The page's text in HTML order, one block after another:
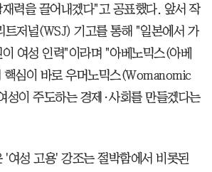
력을 끌어내겠다"고 공표했다. 앞서 작
트저널(WSJ) 기고를 통해 "일본에서 가
여성 인력"이라며 "아베노믹스(아베
핵심이 바로 우머노믹스(Womanomic
성이 주도하는 경제·사회를 만들겠다는
'여성 고용' 강조는 절박함에서 비롯된